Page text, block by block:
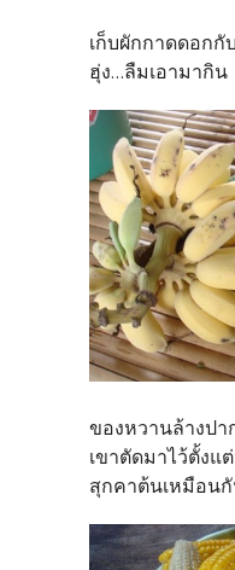
เก็บผักกาดดอก
ฮุ่ง...ลืมเอามากิน
ของหวานล้างปา
เขาตัดมาไว้ตั้งแ
สุกคาต้นเหมือน